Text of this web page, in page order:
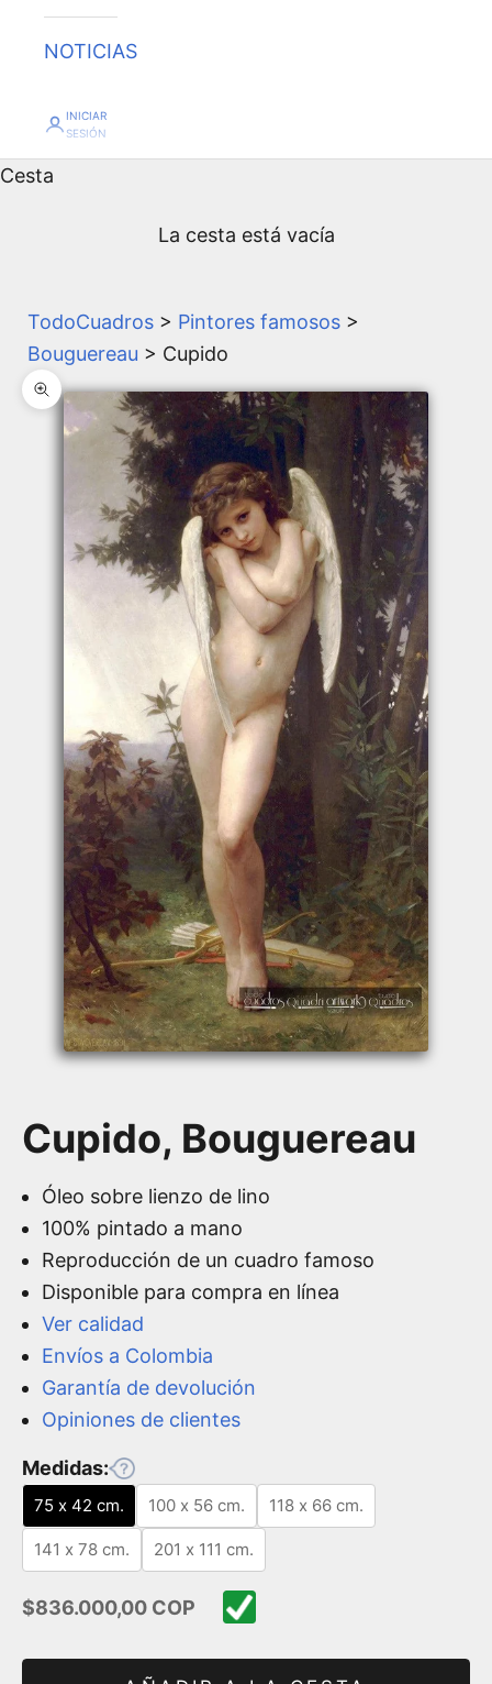
NOTICIAS
INICIAR
SESIÓN
Cesta
La cesta está vacía
TodoCuadros > Pintores famosos >
Bouguereau > Cupido
Zoom
Cupido, Bouguereau
Óleo sobre lienzo de lino
100% pintado a mano
Reproducción de un cuadro famoso
Disponible para compra en línea
Ver calidad
Envíos a Colombia
Garantía de devolución
Opiniones de clientes
Medidas:
75 x 42 cm. 100 x 56 cm. 118 x 66 cm.
141 x 78 cm. 201 x 111 cm.
Precio de oferta
$836.000,00 COP